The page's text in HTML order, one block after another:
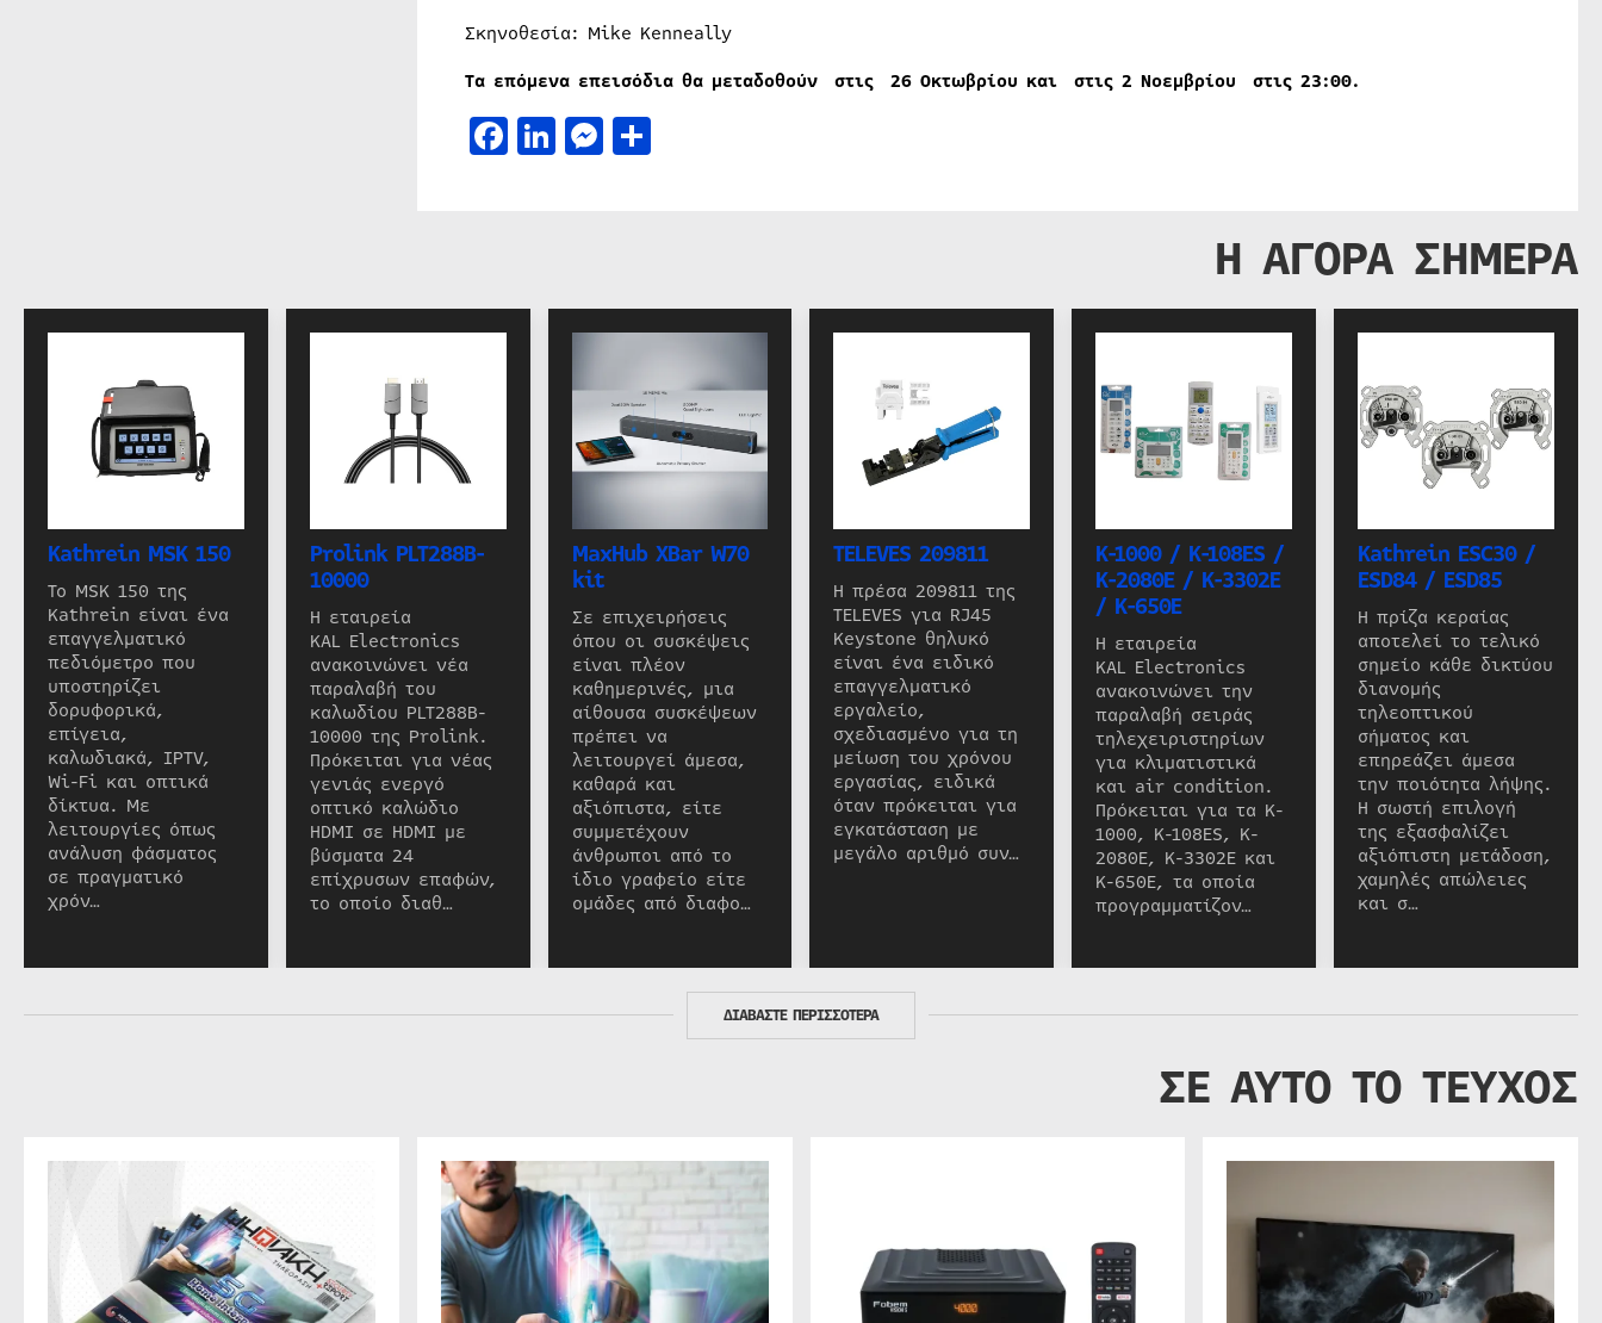
Σκηνοθεσία: Mike Kenneally
Τα επόμενα επεισόδια θα μεταδοθούν στις 26 Οκτωβρίου και στις 2 Νοεμβρίου στις 23:00.
Facebook
LinkedIn
Messenger
Μοιραστείτε
Η ΑΓΟΡΑ ΣΗΜΕΡΑ
Kathrein MSK 150
Το MSK 150 της
Kathrein είναι ένα
επαγγελματικό
πεδιόμετρο που
υποστηρίζει
δορυφορικά,
επίγεια,
καλωδιακά, IPTV,
Wi-Fi και οπτικά
δίκτυα. Με
λειτουργίες όπως
ανάλυση φάσματος
σε πραγματικό
χρόν…
Prolink PLT288B-
10000
Η εταιρεία
KAL Electronics
ανακοινώνει νέα
παραλαβή του
καλωδίου PLT288B-
10000 της Prolink.
Πρόκειται για νέας
γενιάς ενεργό
οπτικό καλώδιο
HDMI σε HDMI με
βύσματα 24
επίχρυσων επαφών,
το οποίο διαθ…
MaxHub XBar W70
kit
Σε επιχειρήσεις
όπου οι συσκέψεις
είναι πλέον
καθημερινές, μια
αίθουσα συσκέψεων
πρέπει να
λειτουργεί άμεσα,
καθαρά και
αξιόπιστα, είτε
συμμετέχουν
άνθρωποι από το
ίδιο γραφείο είτε
ομάδες από διαφο…
TELEVES 209811
Η πρέσα 209811 της
TELEVES για RJ45
Keystone θηλυκό
είναι ένα ειδικό
επαγγελματικό
εργαλείο,
σχεδιασμένο για τη
μείωση του χρόνου
εργασίας, ειδικά
όταν πρόκειται για
εγκατάσταση με
μεγάλο αριθμό συν…
K-1000 / K-108ES /
K-2080E / K-3302E
/ K-650E
Η εταιρεία
KAL Electronics
ανακοινώνει την
παραλαβή σειράς
τηλεχειριστηρίων
για κλιματιστικά
και air condition.
Πρόκειται για τα K-
1000, K-108ES, K-
2080E, K-3302E και
K-650E, τα οποία
προγραμματίζον…
Kathrein ESC30 /
ESD84 / ESD85
Η πρίζα κεραίας
αποτελεί το τελικό
σημείο κάθε δικτύου
διανομής
τηλεοπτικού
σήματος και
επηρεάζει άμεσα
την ποιότητα λήψης.
Η σωστή επιλογή
της εξασφαλίζει
αξιόπιστη μετάδοση,
χαμηλές απώλειες
και σ…
ΔΙΑΒΑΣΤΕ ΠΕΡΙΣΣΟΤΕΡΑ
ΣΕ ΑΥΤΟ ΤΟ ΤΕΥΧΟΣ